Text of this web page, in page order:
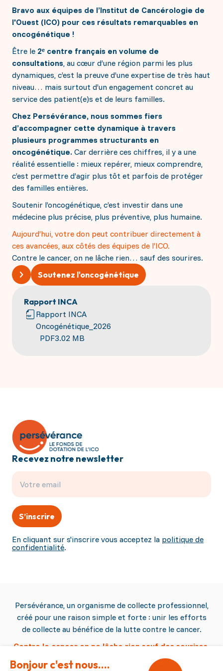
Les projets à soutenir
Interception : la prévention personnalisée
IRM Angers
La génétique constitutionnelle
Les séquelles des traitements
Le soutien aux jeunes chercheurs 2026
La radiothérapie Flash
Vos dons agissent
Acquisition d’un mammographe 3D haute
technologie
Création d’une plateforme d’épigénétique
Accompagnement des jeunes patient(e)s
Inst'Aja
Le soutien aux jeunes chercheurs 2025
Sac 1ère cure
Répondre à toutes vos questions
Les défis et enjeux contre le Cancer
de progrès dans la lutte contre le cancer.
Ensemble, continuons le combat.
Soutenir financièrement
Faire un don ponctuel ou régulier
S'engager en mécénat d'entreprise
Collecter en mémoire d'un proche
Transmettre par legs, donation ou assurance vie
Donner via l'IFI
S'investir personnellement
Je deviens bénévole
J'organise un événement
Bravo aux équipes de l’Institut de Cancérologie de
l'Ouest (ICO) pour ces résultats remarquables en
oncogénétique !
Être le 2ᵉ centre français en volume de
consultations, au cœur d’une région parmi les plus
dynamiques, c’est la preuve d’une expertise de très haut
niveau… mais surtout d’un engagement concret au
service des patient(e)s et de leurs familles.
Chez Persévérance, nous sommes fiers
d’accompagner cette dynamique à travers
plusieurs programmes structurants en
oncogénétique. Car derrière ces chiffres, il y a une
réalité essentielle : mieux repérer, mieux comprendre,
c’est permettre d’agir plus tôt et parfois de protéger
des familles entières.
Soutenir l’oncogénétique, c’est investir dans une
médecine plus précise, plus préventive, plus humaine.
Aujourd’hui, votre don peut contribuer directement à
ces avancées, aux côtés des équipes de l’ICO.
Contre le cancer, on ne lâche rien… sauf des sourires.
Soutenez l'oncogénétique
Rapport INCA
Rapport INCA
Oncogénétique_2026
PDF3.02 MB
Recevez notre newsletter
En cliquant sur s'inscrire vous acceptez la politique de
confidentialité.
S’inscrire
Persévérance, un organisme de collecte professionnel,
créé pour une raison simple et forte : unir les efforts
de collecte au bénéfice de la lutte contre le cancer.
Contre le cancer on ne lâche rien sauf des sourires.